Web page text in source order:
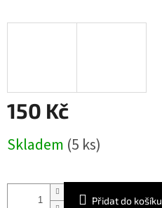
150 Kč
cena:
Skladem (5 ks)
Přidat do košíku